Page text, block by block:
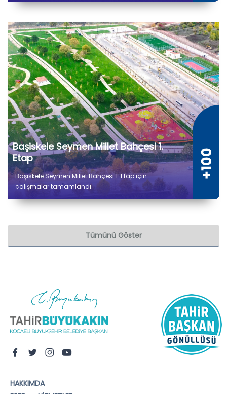
Başiskele Seymen Millet Bahçesi 1.
Etap
Başiskele Seymen Millet Bahçesi 1. Etap için
çalışmalar tamamlandı.
Tümünü Göster
HAKKIMDA